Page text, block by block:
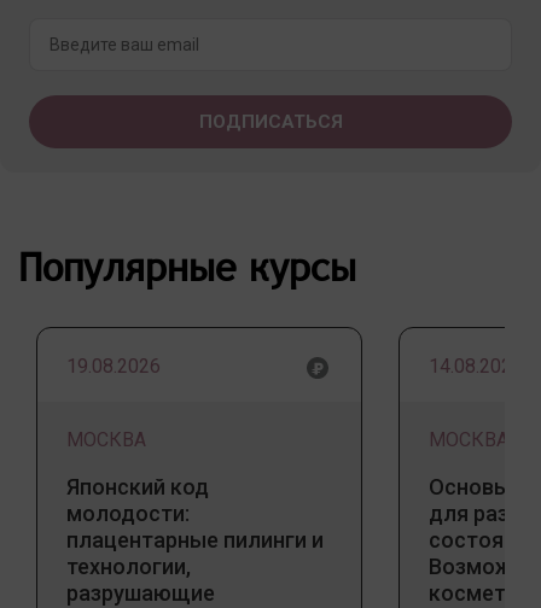
Популярные курсы
19.08.2026
МОСКВА
Японский код
молодости:
плацентарные пилинги и
технологии,
разрушающие
14.08.2026
МОСКВА
Основы
для